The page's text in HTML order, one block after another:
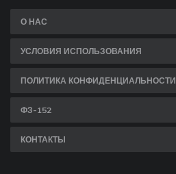
О НАС
УСЛОВИЯ ИСПОЛЬЗОВАНИЯ
ПОЛИТИКА КОНФИДЕНЦИАЛЬНОСТИ
ФЗ-152
КОНТАКТЫ